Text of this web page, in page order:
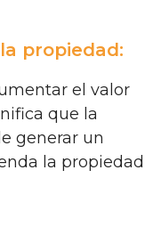
propiedad:
el valor
que la
generar un
la propiedad